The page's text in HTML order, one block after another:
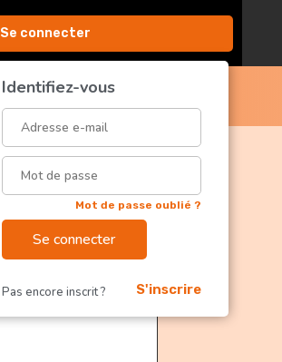
Se connecter
Identifiez-vous
Mot de passe oublié ?
Se connecter
Pas encore inscrit ? S'inscrire